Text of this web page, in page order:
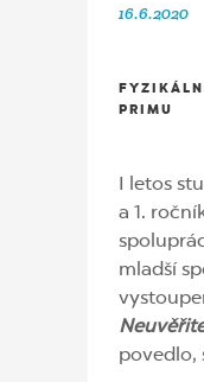
16.6.2020
PRIMU
I letos
a 1.
mladší
povedlo,